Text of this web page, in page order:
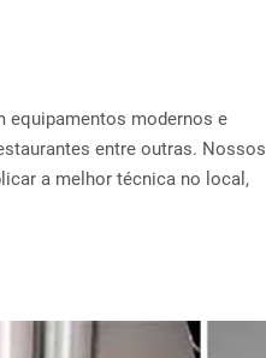
equipamentos modernos e
entre outras. Nossos
a melhor técnica no local,